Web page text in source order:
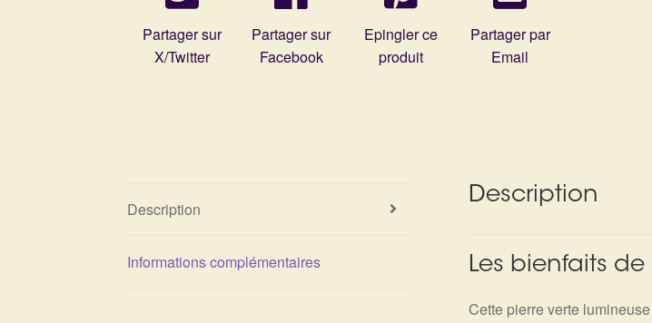
Partager sur
X/Twitter
Partager sur
Facebook
Epingler ce
produit
Partager par
Email
Description
Informations complémentaires
Description
Les bienfaits
Cette pierre verte